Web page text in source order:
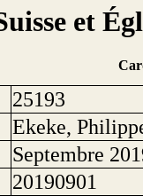
et
25193
Ekeke,
Septembre
20190901